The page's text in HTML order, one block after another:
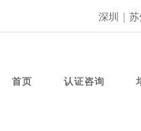
深圳 |
首页 认证咨询